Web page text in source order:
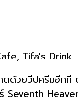
วยวีปครีมอีกที
Seventh